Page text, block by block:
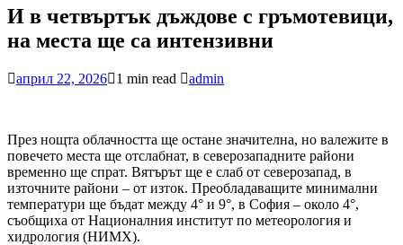
И в четвъртък дъждове с гръмотевици,
на места ще са интензивни
април 22, 2026 1 min read admin
През нощта облачността ще остане значителна, но валежите в
повечето места ще отслабнат, в северозападните райони
временно ще спрат. Вятърът ще е слаб от северозапад, в
източните райони – от изток. Преобладаващите минимални
температури ще бъдат между 4° и 9°, в София – около 4°,
съобщиха от Националния институт по метеорология и
хидрология (НИМХ).